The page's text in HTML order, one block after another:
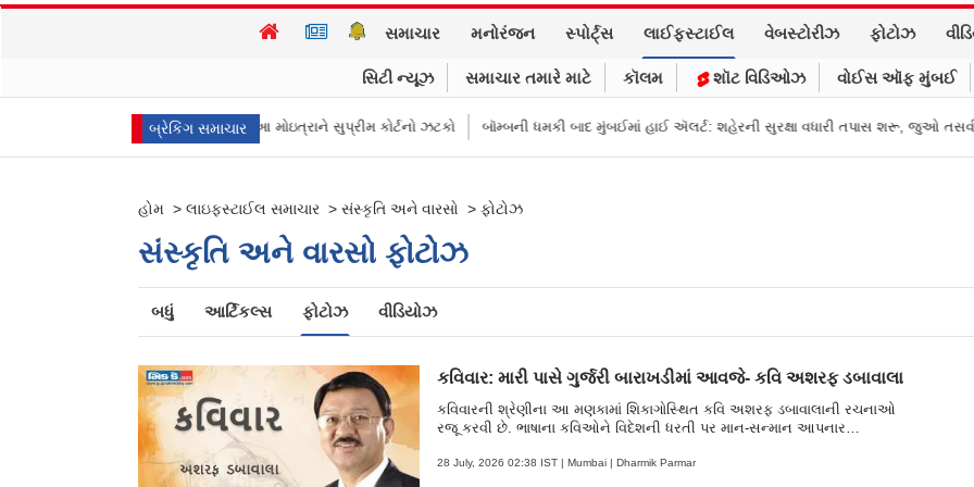
સમાચાર મનોરંજન સ્પોર્ટ્સ લાઈફસ્ટાઈલ વેબસ્ટોરીઝ ફોટોઝ
સિટી ન્યૂઝ સમાચાર તમારે માટે કૉલમ શૉટ વિડિઓઝ વોઈસ ઑફ મુંબઈ
બ્રેકિંગ સમાચાર
ડર લાગે છે…?” TMCના મહુઆ મોઇત્રાને સુપ્રીમ કોર્ટનો ઝટકો બૉમ્બની ધમકી બાદ મુંબઈમાં હાઈ ઍલર્ટ: શહેરની સુરક્ષા વધારી તપાસ શરૂ, જુઓ તસવીરો એક પર
હોમ > લાઇફસ્ટાઈલ સમાચાર > સંસ્કૃતિ અને વારસો > ફોટોઝ
સંસ્કૃતિ અને વારસો ફોટોઝ
બધું આર્ટિકલ્સ ફોટોઝ વીડિયોઝ
કવિવાર: મારી પાસે ગુર્જરી બારાખડીમાં આવજે- કવિ અશરફ ડબાવાલા
કવિવારની શ્રેણીના આ મણકામાં શિકાગોસ્થિત કવિ અશરફ ડબાવાલાની રચનાઓ
રજૂ કરવી છે. ભાષાના કવિઓને વિદેશની ધરતી પર માન-સન્માન આપનાર
દંપતી શિકાગોમાં ભાષાસંવર્ધન માટે સતત પ્રયાસરત રહે છે. અશરફભાઈનો જન્મ
28 July, 2026 02:38 IST | Mumbai | Dharmik Parmar